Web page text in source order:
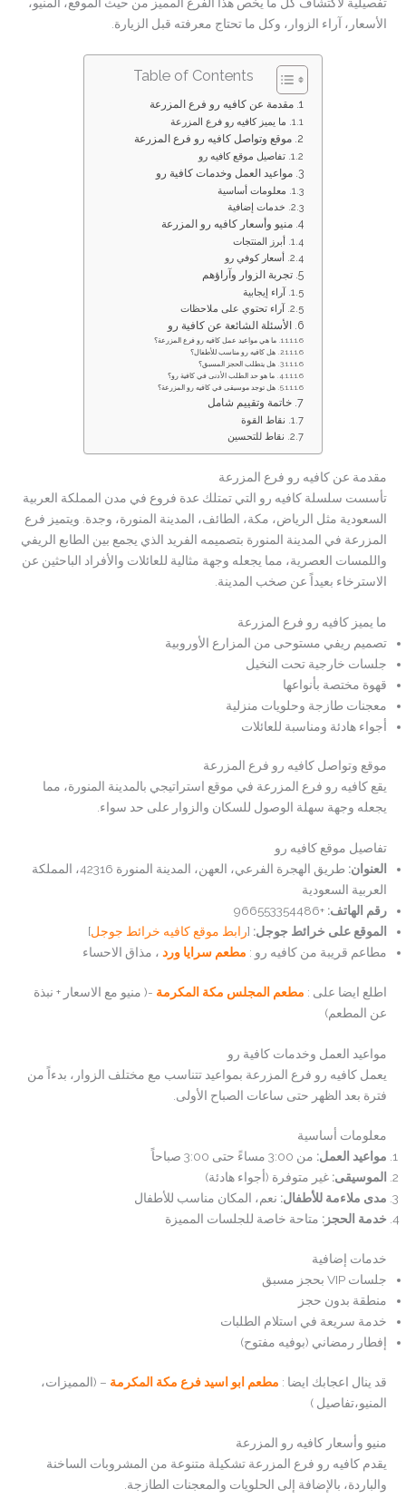
تفصيلية لاكتشاف كل ما يخص هذا الفرع المميز من حيث الموقع، المنيو،
الأسعار، آراء الزوار، وكل ما تحتاج معرفته قبل الزيارة.
Table of Contents
مقدمة عن كافيه رو فرع المزرعة
ما يميز كافيه رو فرع المزرعة
موقع وتواصل كافيه رو فرع المزرعة
تفاصيل موقع كافيه رو
مواعيد العمل وخدمات كافية رو
معلومات أساسية
خدمات إضافية
منيو وأسعار كافيه رو المزرعة
أبرز المنتجات
أسعار كوفي رو
تجربة الزوار وآراؤهم
آراء إيجابية
آراء تحتوي على ملاحظات
الأسئلة الشائعة عن كافية رو
ما هي مواعيد عمل كافيه رو فرع المزرعة؟
هل كافيه رو مناسب للأطفال؟
هل يتطلب الحجز المسبق؟
ما هو حد الطلب الأدنى في كافية رو؟
هل توجد موسيقى في كافيه رو المزرعة؟
خاتمة وتقييم شامل
نقاط القوة
نقاط للتحسين
مقدمة عن كافيه رو فرع المزرعة
تأسست سلسلة كافيه رو التي تمتلك عدة فروع في مدن المملكة العربية
السعودية مثل الرياض، مكة، الطائف، المدينة المنورة، وجدة. ويتميز فرع
المزرعة في المدينة المنورة بتصميمه الفريد الذي يجمع بين الطابع الريفي
واللمسات العصرية، مما يجعله وجهة مثالية للعائلات والأفراد الباحثين عن
الاسترخاء بعيداً عن صخب المدينة.
ما يميز كافيه رو فرع المزرعة
تصميم ريفي مستوحى من المزارع الأوروبية
جلسات خارجية تحت النخيل
قهوة مختصة بأنواعها
معجنات طازجة وحلويات منزلية
أجواء هادئة ومناسبة للعائلات
موقع وتواصل كافيه رو فرع المزرعة
يقع كافيه رو فرع المزرعة في موقع استراتيجي بالمدينة المنورة، مما
يجعله وجهة سهلة الوصول للسكان والزوار على حد سواء.
تفاصيل موقع كافيه رو
العنوان:
طريق الهجرة الفرعي، العهن، المدينة المنورة 42316، المملكة
العربية السعودية
رقم الهاتف: +966553354486
الموقع على خرائط جوجل: [رابط موقع كافيه خرائط جوجل]
مطاعم قريبة من كافيه رو : مطعم سرايا ورد ، مذاق الاحساء
اطلع ايضا على : مطعم المجلس مكة المكرمة -( منيو مع الاسعار + نبذة
عن المطعم)
مواعيد العمل وخدمات كافية رو
يعمل كافيه رو فرع المزرعة بمواعيد تتناسب مع مختلف الزوار، بدءاً من
فترة بعد الظهر حتى ساعات الصباح الأولى.
معلومات أساسية
مواعيد العمل: من 3:00 مساءً حتى 3:00 صباحاً
الموسيقى: غير متوفرة (أجواء هادئة)
مدى ملاءمة للأطفال: نعم، المكان مناسب للأطفال
خدمة الحجز: متاحة خاصة للجلسات المميزة
خدمات إضافية
جلسات VIP بحجز مسبق
منطقة بدون حجز
خدمة سريعة في استلام الطلبات
إفطار رمضاني (بوفيه مفتوح)
قد ينال اعجابك ايضا : مطعم ابو اسيد فرع مكة المكرمة – (المميزات،
المنيو،تفاصيل )
منيو وأسعار كافيه رو المزرعة
يقدم كافيه رو فرع المزرعة تشكيلة متنوعة من المشروبات الساخنة
والباردة، بالإضافة إلى الحلويات والمعجنات الطازجة.